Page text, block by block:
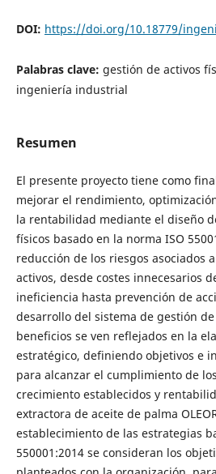
DOI: https://doi.org/10.18779/
Palabras clave: gestión de activos
ingeniería industrial
Resumen
El presente proyecto tiene como
mejorar el rendimiento,
la rentabilidad mediante el diseño
físicos basado en la norma ISO
reducción de los riesgos asociados
activos, desde costes innecesarios
ineficiencia hasta prevención de
desarrollo del sistema de gestión
beneficios se ven reflejados en la
estratégico, definiendo objetivos e
para alcanzar el cumplimiento de
crecimiento establecidos y
extractora de aceite de palma
establecimiento de las estrategias
550001:2014 se consideran los